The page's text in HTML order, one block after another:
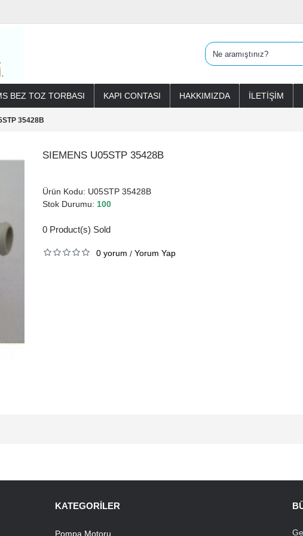
BEZ TOZ TORBASI KAPI CONTASI HAKKIMIZDA İLETIŞIM
35428B
SIEMENS U05STP 35428B
Ürün Kodu: U05STP 35428B
Stok Durumu: 100
0 Product(s) Sold
0 yorum /Yorum Yap
KATEGORILER
Pompa Motoru